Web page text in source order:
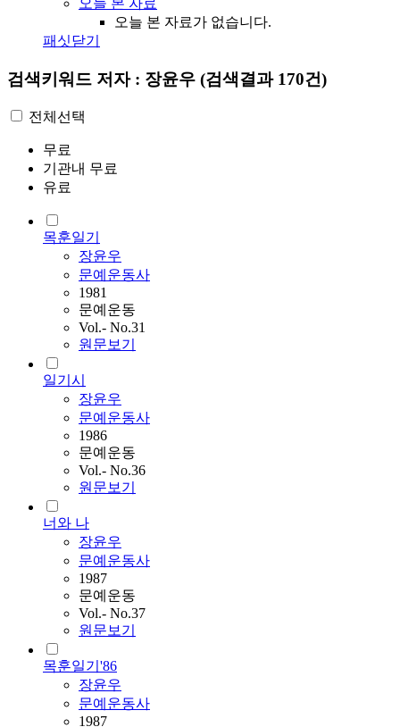
오늘 본 자료
오늘 본 자료가 없습니다.
패싯닫기
검색키워드 저자 : 장윤우 (검색결과 170건)
전체선택
무료
기관내 무료
유료
목훈일기
장윤우
문예운동사
1981
문예운동
Vol.- No.31
원문보기
일기시
장윤우
문예운동사
1986
문예운동
Vol.- No.36
원문보기
너와 나
장윤우
문예운동사
1987
문예운동
Vol.- No.37
원문보기
목훈일기'86
장윤우
문예운동사
1987